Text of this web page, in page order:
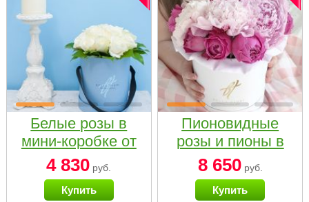
Белые розы в
мини-коробке от
Bella Fiori
4 830 руб.
Купить
Пионовидные
розы и пионы в
белой коробке
Small
8 650руб.
Купить